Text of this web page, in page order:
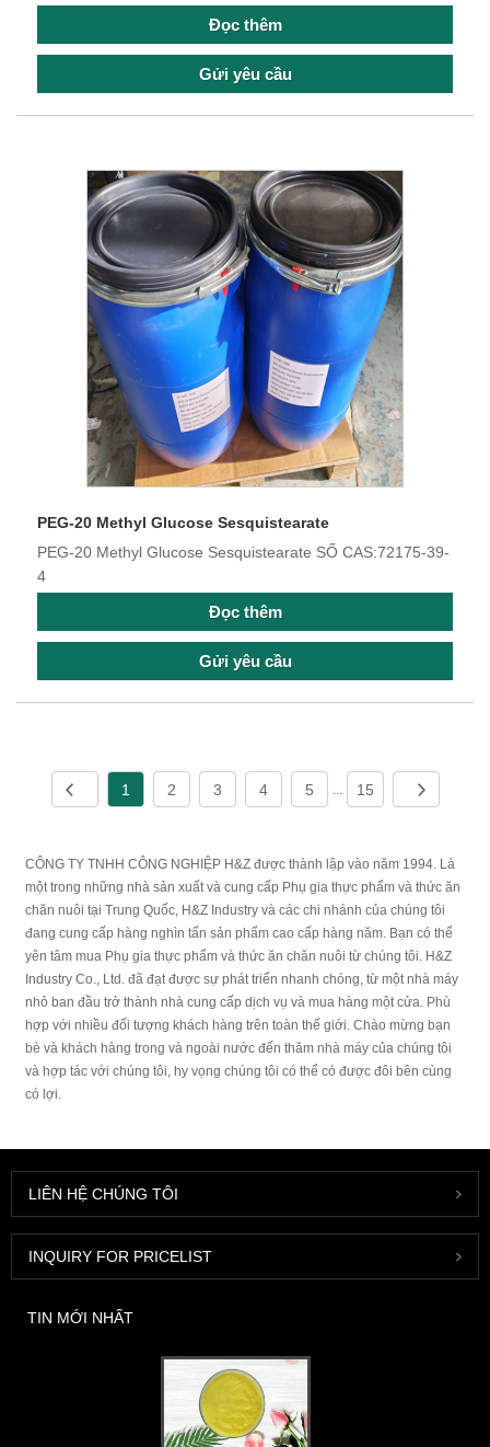
Đọc thêm
Gửi yêu cầu
PEG-20 Methyl Glucose Sesquistearate
PEG-20 Methyl Glucose Sesquistearate SỐ CAS:72175-39-
4
Đọc thêm
Gửi yêu cầu
1 2 3 4 5 ... 15
CÔNG TY TNHH CÔNG NGHIỆP H&Z được thành lập vào năm 1994. Là
một trong những nhà sản xuất và cung cấp Phụ gia thực phẩm và thức ăn
chăn nuôi tại Trung Quốc, H&Z Industry và các chi nhánh của chúng tôi
đang cung cấp hàng nghìn tấn sản phẩm cao cấp hàng năm. Bạn có thể
yên tâm mua Phụ gia thực phẩm và thức ăn chăn nuôi từ chúng tôi. H&Z
Industry Co., Ltd. đã đạt được sự phát triển nhanh chóng, từ một nhà máy
nhỏ ban đầu trở thành nhà cung cấp dịch vụ và mua hàng một cửa. Phù
hợp với nhiều đối tượng khách hàng trên toàn thế giới. Chào mừng bạn
bè và khách hàng trong và ngoài nước đến thăm nhà máy của chúng tôi
và hợp tác với chúng tôi, hy vọng chúng tôi có thể có được đôi bên cùng
có lợi.
LIÊN HỆ CHÚNG TÔI
INQUIRY FOR PRICELIST
TIN MỚI NHẤT